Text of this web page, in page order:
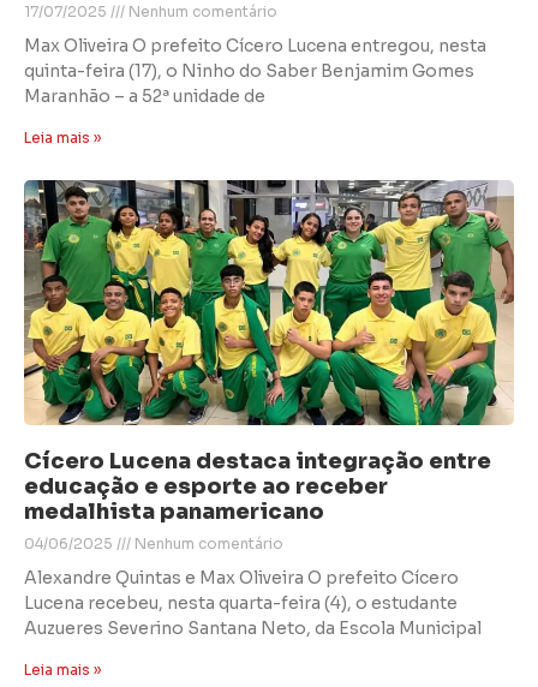
17/07/2025 Nenhum comentário
Max Oliveira O prefeito Cícero Lucena entregou, nesta
quinta-feira (17), o Ninho do Saber Benjamim Gomes
Maranhão – a 52ª unidade de
Leia mais »
Cícero Lucena destaca integração entre
educação e esporte ao receber
medalhista panamericano
04/06/2025 Nenhum comentário
Alexandre Quintas e Max Oliveira O prefeito Cícero
Lucena recebeu, nesta quarta-feira (4), o estudante
Auzueres Severino Santana Neto, da Escola Municipal
Leia mais »